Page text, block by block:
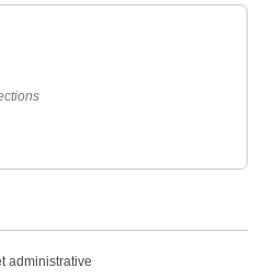
administrative